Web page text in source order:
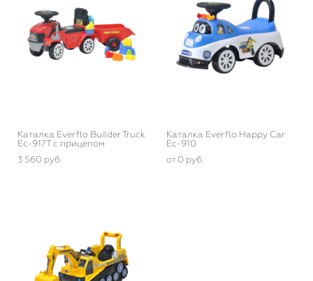
Каталка Everflo Builder Truck
Ec-917T с прицепом
3 560 pуб.
Каталка Everflo Happy Car
Ec-910
от 0 pуб.